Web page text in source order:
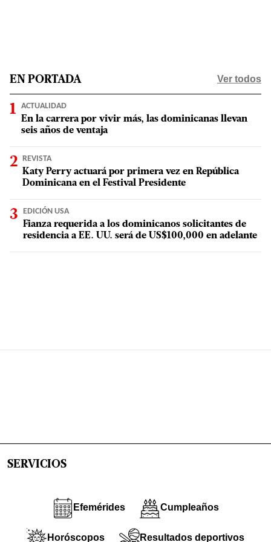
EN PORTADA Ver todos
ACTUALIDAD
En la carrera por vivir más, las dominicanas llevan
seis años de ventaja
REVISTA
Katy Perry actuará por primera vez en República
Dominicana en el Festival Presidente
EDICIÓN USA
Fianza requerida a los dominicanos solicitantes de
residencia a EE. UU. será de US$100,000 en adelante
SERVICIOS
Efemérides Cumpleaños
Horóscopos Resultados deportivos